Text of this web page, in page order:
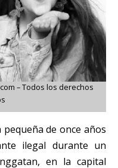
– Todos los derechos
de once años
ilegal durante un
en la capital